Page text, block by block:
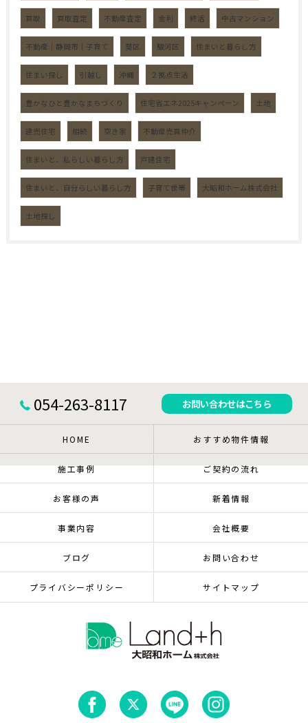
買取 買取査定 不動産査定 金利 終活 中古マンション
不動産｜静岡市｜子育て 葵区 駿河区 住まいと暮らし方
住まい探し 引越し 沖縄 ２拠点生活
豊かなひと豊かなまちづくり 住宅省エネ2025キャンペーン 土地
建売住宅 相続 空き家 不動産売買仲介
住まいと、私らしい暮らし方 戸建住宅
住まいと、自分らしい暮らし方 子育て世帯 大昭和ホーム株式会社
土地探し
054-263-8117 お問い合わせはこちら
HOME おすすめ物件情報
施工事例 ご契約の流れ
お客様の声 新着情報
事業内容 会社概要
ブログ お問い合わせ
プライバシーポリシー サイトマップ